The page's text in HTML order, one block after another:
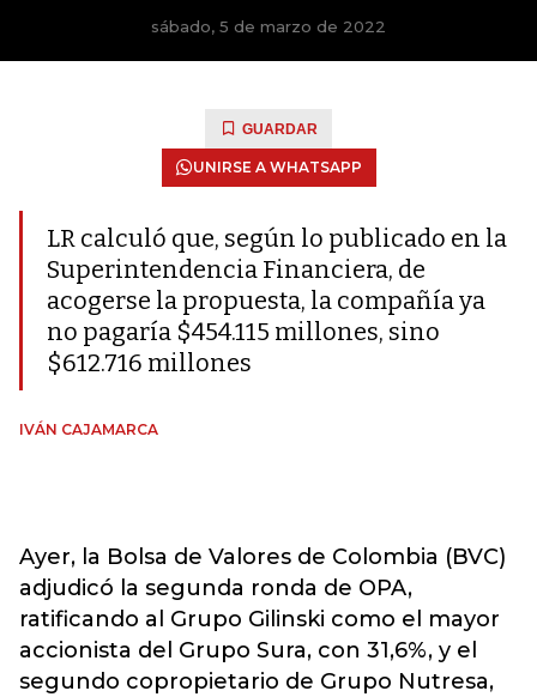
sábado, 5 de marzo de 2022
GUARDAR
UNIRSE A WHATSAPP
LR calculó que, según lo publicado en la
Superintendencia Financiera, de
acogerse la propuesta, la compañía ya
no pagaría $454.115 millones, sino
$612.716 millones
IVÁN CAJAMARCA
Ayer, la Bolsa de Valores de Colombia (BVC)
adjudicó la segunda ronda de OPA,
ratificando al Grupo Gilinski como el mayor
accionista del Grupo Sura, con 31,6%, y el
segundo copropietario de Grupo Nutresa,